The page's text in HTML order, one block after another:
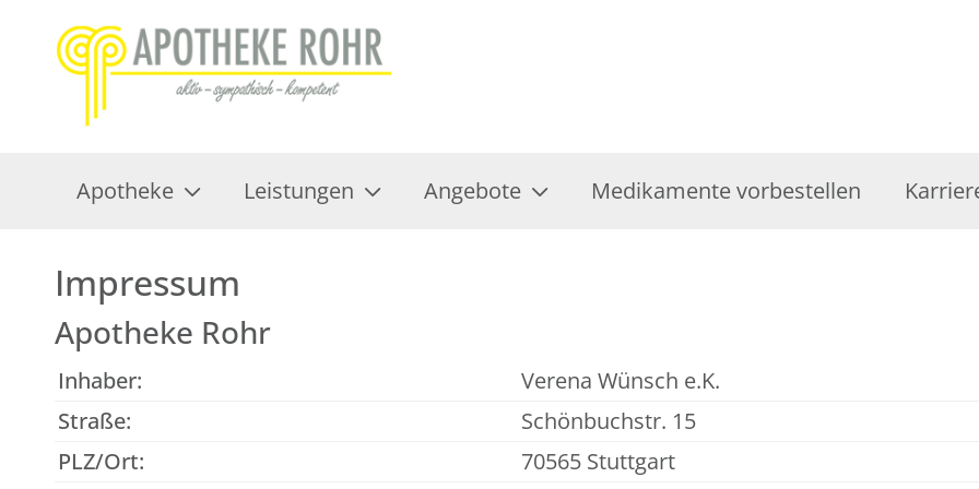
Apotheke Leistungen Angebote Medikamente vorbestellen
Impressum
Apotheke Rohr
Inhaber:
Verena Wünsch e.K.
Straße:
Schönbuchstr. 15
PLZ/Ort:
70565 Stuttgart